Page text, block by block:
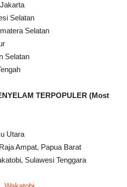
Selatan
Selatan
Selatan
TERPOPULER (Most
Utara
Ampat, Papua Barat
Sulawesi Tenggara